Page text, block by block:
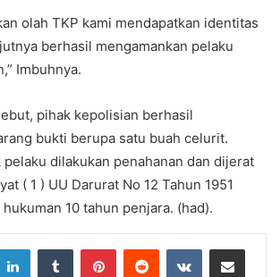
olah TKP kami mendapatkan identitas
berhasil mengamankan pelaku
Imbuhnya.
pihak kepolisian berhasil
bukti berupa satu buah celurit.
dilakukan penahanan dan dijerat
( 1 ) UU Darurat No 12 Tahun 1951
10 tahun penjara. (had).
LinkedInTumblr PinterestReddit VKontakteShare via Email